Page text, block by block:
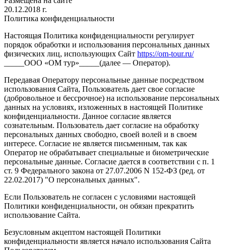
20.12.2018 г.
Политика конфиденциальности
Настоящая Политика конфиденциальности регулирует
порядок обработки и использования персональных данных
физических лиц, использующих Сайт https://om-tour.ru/
_____ООО «ОМ тур»_____(далее — Оператор).
Передавая Оператору персональные данные посредством
использования Сайта, Пользователь дает свое согласие
(добровольное и бессрочное) на использование персональных
данных на условиях, изложенных в настоящей Политике
конфиденциальности. Данное согласие является
сознательным. Пользователь дает согласие на обработку
персональных данных свободно, своей волей и в своем
интересе. Согласие не является письменным, так как
Оператор не обрабатывает специальные и биометрические
персональные данные. Согласие дается в соответствии с п. 1
ст. 9 Федерального закона от 27.07.2006 N 152-ФЗ (ред. от
22.02.2017) "О персональных данных".
Если Пользователь не согласен с условиями настоящей
Политики конфиденциальности, он обязан прекратить
использование Сайта.
Безусловным акцептом настоящей Политики
конфиденциальности является начало использования Сайта